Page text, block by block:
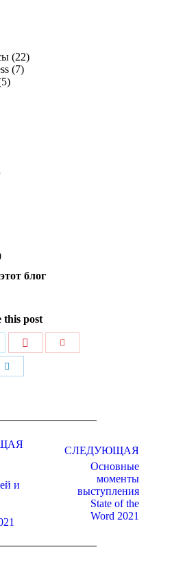
(22)
(7)
блог
this post
ПоделитьсяПоделиться
Поделиться
и
СЛЕДУЮЩАЯ
Следующая
запись:
Основные
моменты
выступления
State of the
Word 2021